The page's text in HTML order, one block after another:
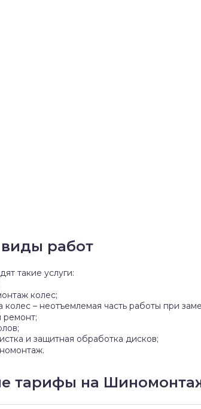
работ
такие услуги:
колес;
колес – неотъемлемая часть работы при
ремонт;
и защитная обработка дисков;
тарифы на